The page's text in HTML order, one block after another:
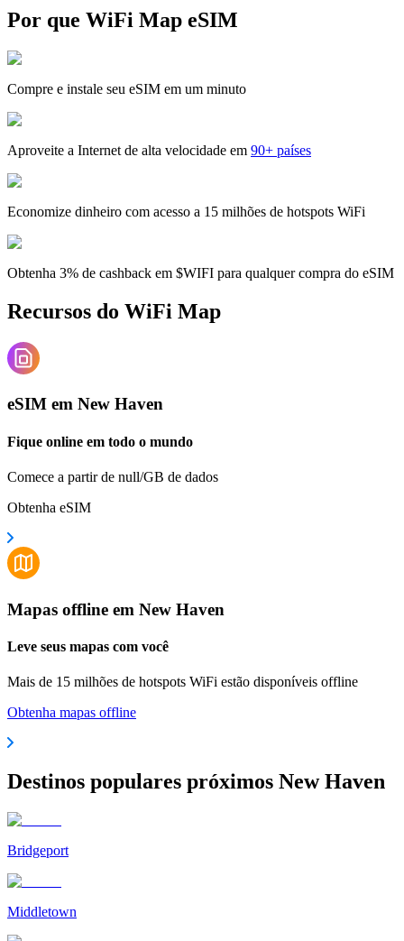
Por que WiFi Map eSIM
Compre e instale seu eSIM em um minuto
Aproveite a Internet de alta velocidade em 90+ países
Economize dinheiro com acesso a 15 milhões de hotspots WiFi
Obtenha 3% de cashback em $WIFI para qualquer compra do eSIM
Recursos do WiFi Map
eSIM em New Haven
Fique online em todo o mundo
Comece a partir de null/GB de dados
Obtenha eSIM
Mapas offline em New Haven
Leve seus mapas com você
Mais de 15 milhões de hotspots WiFi estão disponíveis offline
Obtenha mapas offline
Destinos populares próximos New Haven
Bridgeport
Middletown